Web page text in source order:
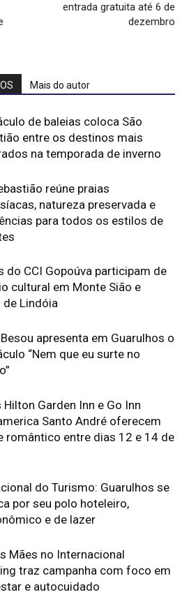
entrada gratuita até 6 de
dezembro
Mais do autor
de baleias coloca São
entre os destinos mais
na temporada de inverno
reúne praias
natureza preservada e
para todos os estilos de
do CCI Gopoúva participam de
cultural em Monte Sião e
de Lindóia
apresenta em Guarulhos o
“Nem que eu surte no
Hilton Garden Inn e Go Inn
Santo André oferecem
romântico entre dias 12 e 14 de
do Turismo: Guarulhos se
por seu polo hoteleiro,
e de lazer
Mães no Internacional
traz campanha com foco em
e autocuidado